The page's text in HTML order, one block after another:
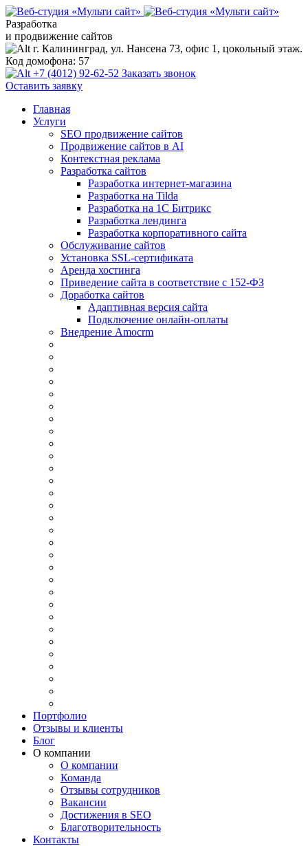
Разработка
и продвижение сайтов
г. Калининград, ул. Нансена 73, офис 1, цокольный этаж.
Код домофона: 57
+7 (4012) 92-62-52 Заказать звонок
Оставить заявку
Главная
Услуги
SEO продвижение сайтов
Продвижение сайтов в AI
Контекстная реклама
Разработка сайтов
Разработка интернет-магазина
Разработка на Tilda
Разработка на 1С Битрикс
Разработка лендинга
Разработка корпоративного сайта
Обслуживание сайтов
Установка SSL-сертификата
Аренда хостинга
Приведение сайта в соответствие с 152-ФЗ
Доработка сайтов
Адаптивная версия сайта
Подключение онлайн-оплаты
Внедрение Amocrm
Портфолио
Отзывы и клиенты
Блог
О компании
О компании
Команда
Отзывы сотрудников
Вакансии
Достижения в SEO
Благотворительность
Контакты